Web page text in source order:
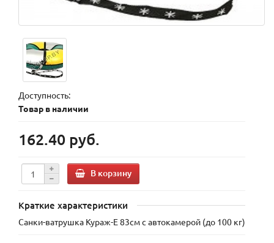
Доступность:
Товар в наличии
162.40 руб.
В корзину
Краткие характеристики
Санки-ватрушка Кураж-Е 83см с автокамерой (до 100 кг)